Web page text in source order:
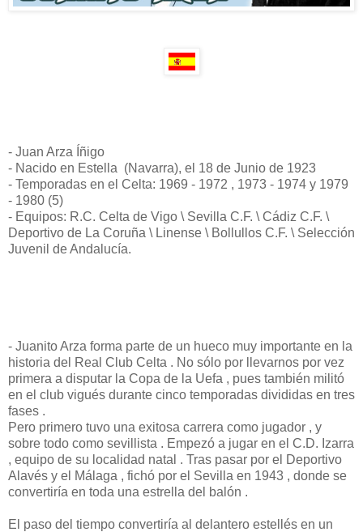
- Juan Arza Íñigo
- Nacido en Estella (Navarra), el 18 de Junio de 1923
- Temporadas en el Celta: 1969 - 1972 , 1973 - 1974 y 1979
- 1980 (5)
- Equipos: R.C. Celta de Vigo \ Sevilla C.F. \ Cádiz C.F. \
Deportivo de La Coruña \ Linense \ Bollullos C.F. \ Selección
Juvenil de Andalucía.
- Juanito Arza forma parte de un hueco muy importante en la
historia del Real Club Celta . No sólo por llevarnos por vez
primera a disputar la Copa de la Uefa , pues también militó
en el club vigués durante cinco temporadas divididas en tres
fases .
Pero primero tuvo una exitosa carrera como jugador , y
sobre todo como sevillista . Empezó a jugar en el C.D. Izarra
, equipo de su localidad natal . Tras pasar por el Deportivo
Alavés y el Málaga , fichó por el Sevilla en 1943 , donde se
convertiría en toda una estrella del balón .
El paso del tiempo convertiría al delantero estellés en un